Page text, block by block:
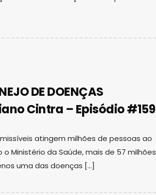
DE DOENÇAS
Cintra – Episódio #159
atingem milhões de pessoas ao
Ministério da Saúde, mais de 57 milhões
uma das doenças […]